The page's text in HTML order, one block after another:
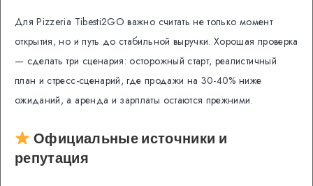
Для Pizzeria Tibesti2GO важно считать не только момент
открытия, но и путь до стабильной выручки. Хорошая проверка
— сделать три сценария: осторожный старт, реалистичный
план и стресс-сценарий, где продажи на 30-40% ниже
ожиданий, а аренда и зарплаты остаются прежними.
Официальные источники и
репутация